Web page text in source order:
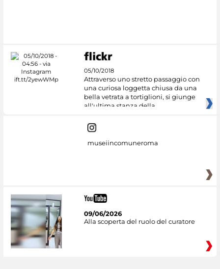
05/10/2018
Attraverso uno stretto passaggio con
una curiosa loggetta chiusa da una
bella vetrata a tortiglioni, si giunge
all'ultima stanza della
museiincomuneroma
09/06/2026
Alla scoperta del ruolo del curatore